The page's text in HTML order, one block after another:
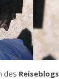
des Reiseblogs